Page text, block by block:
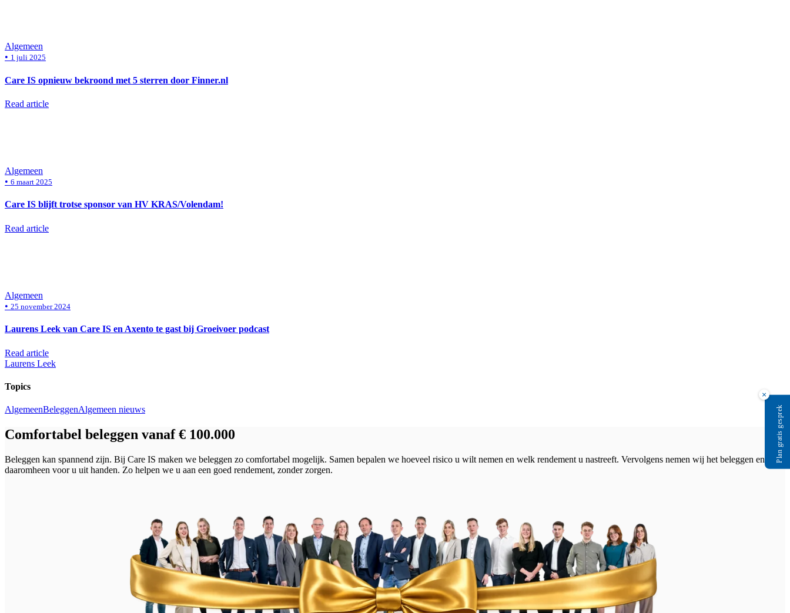
Algemeen
• 1 juli 2025
Care IS opnieuw bekroond met 5 sterren door Finner.nl
Read article
Algemeen
• 6 maart 2025
Care IS blijft trotse sponsor van HV KRAS/Volendam!
Read article
Algemeen
• 25 november 2024
Laurens Leek van Care IS en Axento te gast bij Groeivoer podcast
Read article
Laurens Leek
Topics
AlgemeenBeleggenAlgemeen nieuws
Comfortabel beleggen vanaf € 100.000
Beleggen kan spannend zijn. Bij Care IS maken we beleggen zo comfortabel mogelijk. Samen bepalen we hoeveel risico u wilt nemen en welk rendement u nastreeft. Vervolgens nemen wij het beleggen en alles
daaromheen voor u uit handen. Zo helpen we u aan een goed rendement, zonder zorgen.
×
Plan gratis gesprek